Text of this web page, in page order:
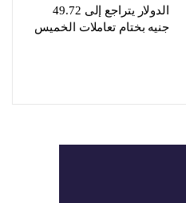
الدولار يتراجع إلى 49.72
جنيه بختام تعاملات الخميس